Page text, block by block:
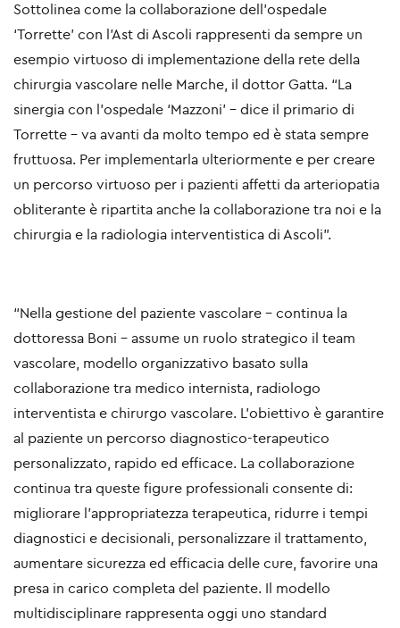
Sottolinea come la collaborazione dell’ospedale
‘Torrette’ con l’Ast di Ascoli rappresenti da sempre un
esempio virtuoso di implementazione della rete della
chirurgia vascolare nelle Marche, il dottor Gatta. “La
sinergia con l’ospedale ‘Mazzoni’ – dice il primario di
Torrette – va avanti da molto tempo ed è stata sempre
fruttuosa. Per implementarla ulteriormente e per creare
un percorso virtuoso per i pazienti affetti da arteriopatia
obliterante è ripartita anche la collaborazione tra noi e la
chirurgia e la radiologia interventistica di Ascoli”.
“Nella gestione del paziente vascolare – continua la
dottoressa Boni - assume un ruolo strategico il team
vascolare, modello organizzativo basato sulla
collaborazione tra medico internista, radiologo
interventista e chirurgo vascolare. L’obiettivo è garantire
al paziente un percorso diagnostico-terapeutico
personalizzato, rapido ed efficace. La collaborazione
continua tra queste figure professionali consente di:
migliorare l’appropriatezza terapeutica, ridurre i tempi
diagnostici e decisionali, personalizzare il trattamento,
aumentare sicurezza ed efficacia delle cure, favorire una
presa in carico completa del paziente. Il modello
multidisciplinare rappresenta oggi uno standard